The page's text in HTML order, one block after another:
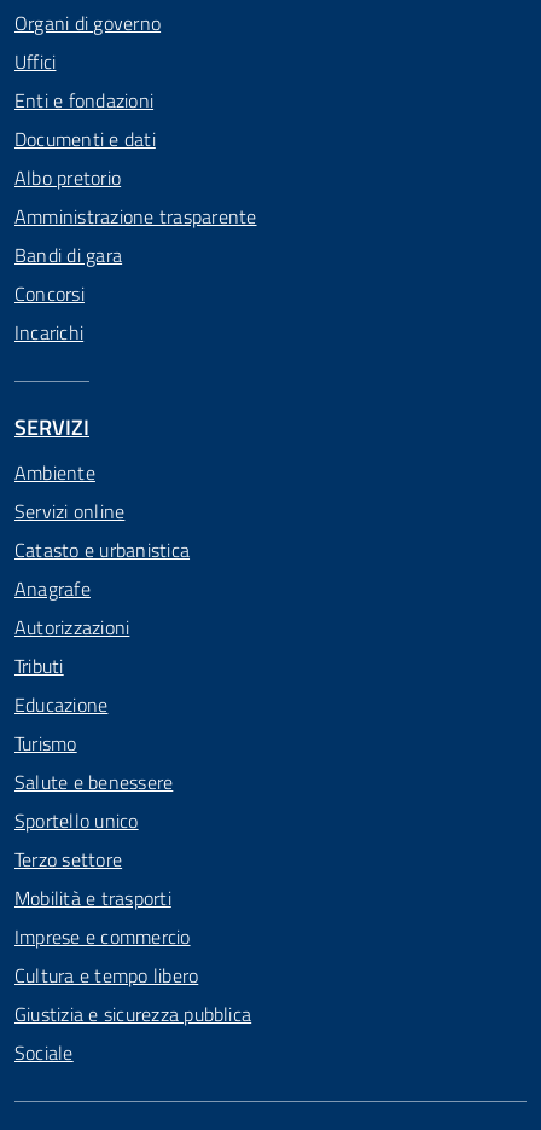
Organi di governo
Uffici
Enti e fondazioni
Documenti e dati
Albo pretorio
Amministrazione trasparente
Bandi di gara
Concorsi
Incarichi
SERVIZI
Ambiente
Servizi online
Catasto e urbanistica
Anagrafe
Autorizzazioni
Tributi
Educazione
Turismo
Salute e benessere
Sportello unico
Terzo settore
Mobilità e trasporti
Imprese e commercio
Cultura e tempo libero
Giustizia e sicurezza pubblica
Sociale